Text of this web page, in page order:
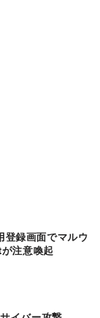
注意喚起